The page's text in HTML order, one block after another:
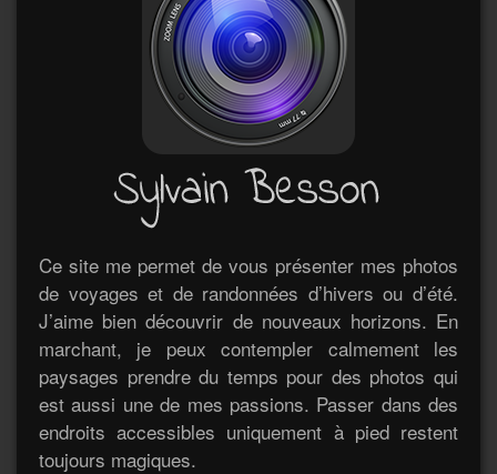
Ce site me permet de vous présenter mes photos
de voyages et de randonnées d’hivers ou d’été.
J’aime bien découvrir de nouveaux horizons. En
marchant, je peux contempler calmement les
paysages prendre du temps pour des photos qui
est aussi une de mes passions. Passer dans des
endroits accessibles uniquement à pied restent
toujours magiques.